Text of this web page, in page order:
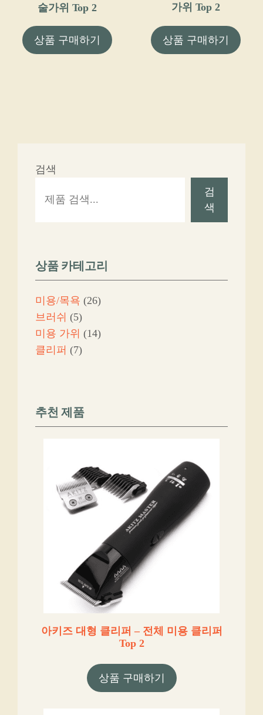
술가위 Top 2
상품 구매하기
가위 Top 2
상품 구매하기
검색
검
색
상품 카테고리
미용/목욕 2626
상
브러쉬 55
개
상
미용 가위 1414
클리퍼 77
추천 제품
아키즈 대형 클리퍼 – 전체 미용 클리퍼
Top 2
상품 구매하기